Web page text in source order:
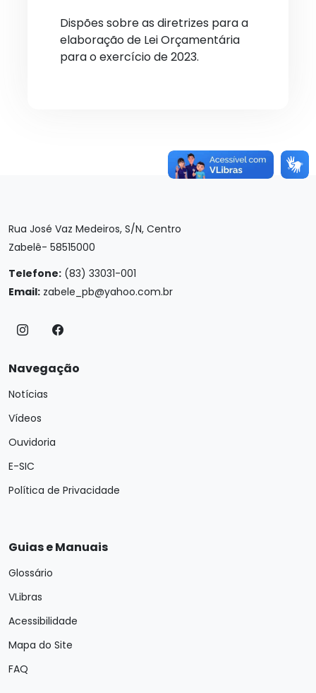
Dispões sobre as diretrizes para a
elaboração de Lei Orçamentária
para o exercício de 2023.
Rua José Vaz Medeiros, S/N, Centro
Zabelê- 58515000
Telefone: (83) 33031-001
Email: zabele_pb@yahoo.com.br
Navegação
Notícias
Vídeos
Ouvidoria
E-SIC
Política de Privacidade
Guias e Manuais
Glossário
VLibras
Acessibilidade
Mapa do Site
FAQ